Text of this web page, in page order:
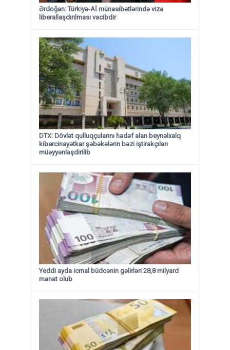
Ərdoğan: Türkiyə-Aİ münasibətlərində viza
liberallaşdırılması vacibdir
DTX: Dövlət qulluqçularını hədəf alan beynəlxalq
kibercinayətkar şəbəkələrin bəzi iştirakçıları
müəyyənləşdirilib
Yeddi ayda icmal büdcənin gəlirləri 28,8 milyard
manat olub